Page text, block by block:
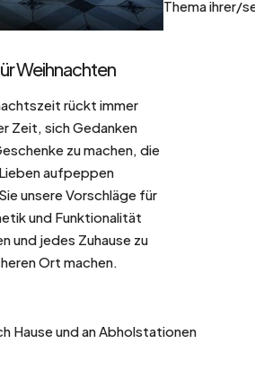
Weihnachten
rückt immer
Zeit, sich Gedanken
zu machen, die
aufpeppen
unsere Vorschläge für
und Funktionalität
und jedes Zuhause zu
Ort machen.
Thema ihrer/
Hause und an Abholstationen